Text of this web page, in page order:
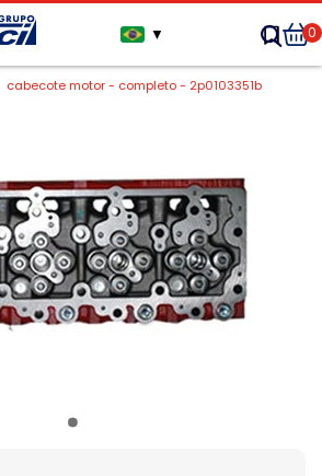
▼ 0
cabecote motor - completo - 2p0103351b